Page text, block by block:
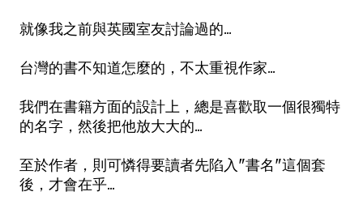
就像我之前與英國室友討論過的...
台灣的書不知道怎麼的，不太重視作家...
我們在書籍方面的設計上，總是喜歡取一個很獨特
的名字，然後把他放大大的...
至於作者，則可憐得要讀者先陷入"書名"這個套
後，才會在乎...